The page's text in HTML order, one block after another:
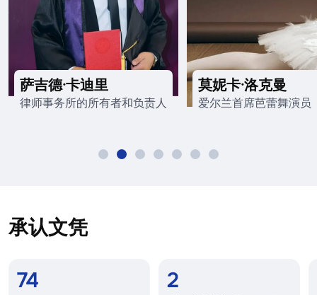
萨吉德·卡迪里
律师事务所的所有者和负责人
莫妮卡·洛克曼
爱尔兰首席芭蕾舞演员
承认文凭
74 2